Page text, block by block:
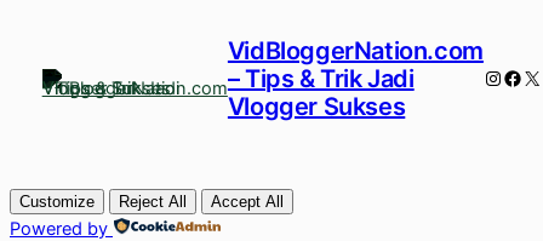
VidBloggerNation.com
– Tips & Trik Jadi
Vlogger Sukses
X
Customize Reject All Accept All
Powered by